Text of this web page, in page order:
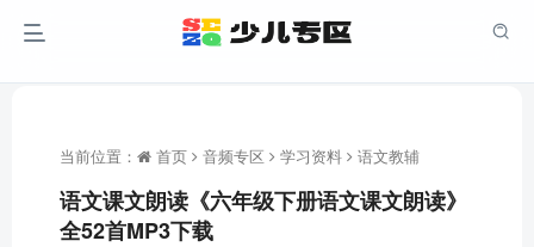
当前位置： 首页 音频专区 学习资料 语文教辅
语文课文朗读《六年级下册语文课文朗读》
全52首MP3下载